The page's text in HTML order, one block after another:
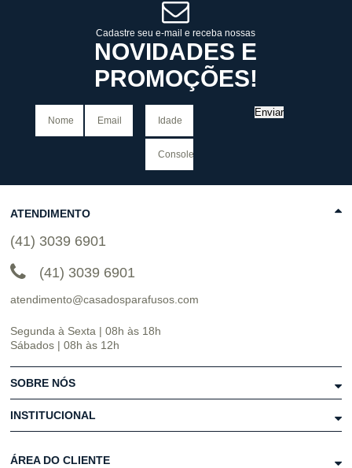
Cadastre seu e-mail e receba nossas
NOVIDADES E
PROMOÇÕES!
Enviar
ATENDIMENTO
(41) 3039 6901
(41) 3039 6901
atendimento@casadosparafusos.com
Segunda à Sexta | 08h às 18h
Sábados | 08h às 12h
SOBRE NÓS
INSTITUCIONAL
ÁREA DO CLIENTE